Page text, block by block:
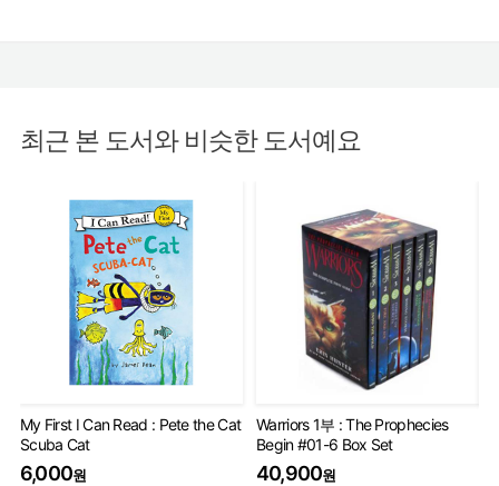
최근 본 도서와 비슷한 도서예요
My First I Can Read : Pete the Cat
Scuba Cat
6,000원
Warriors 1부 : The Prophecies
Begin #01-6 Box Set
40,900원